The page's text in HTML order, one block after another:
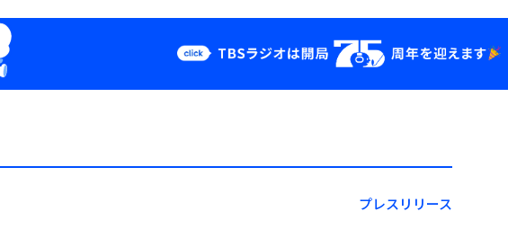
Podcast
YouTube
会社情報プレスリリース